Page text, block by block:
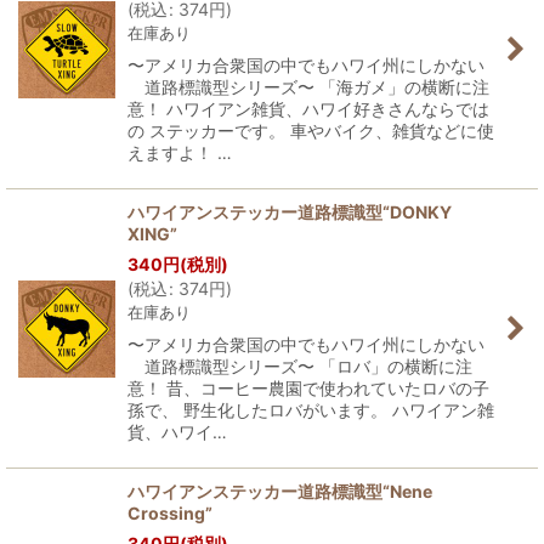
(税込: 374円)
在庫あり
〜アメリカ合衆国の中でもハワイ州にしかない
道路標識型シリーズ〜 「海ガメ」の横断に注
意！ ハワイアン雑貨、ハワイ好きさんならでは
の ステッカーです。 車やバイク、雑貨などに使
えますよ！ …
ハワイアンステッカー道路標識型“DONKY
XING”
340円(税別)
(税込: 374円)
在庫あり
〜アメリカ合衆国の中でもハワイ州にしかない
道路標識型シリーズ〜 「ロバ」の横断に注
意！ 昔、コーヒー農園で使われていたロバの子
孫で、 野生化したロバがいます。 ハワイアン雑
貨、ハワイ…
ハワイアンステッカー道路標識型“Nene
Crossing”